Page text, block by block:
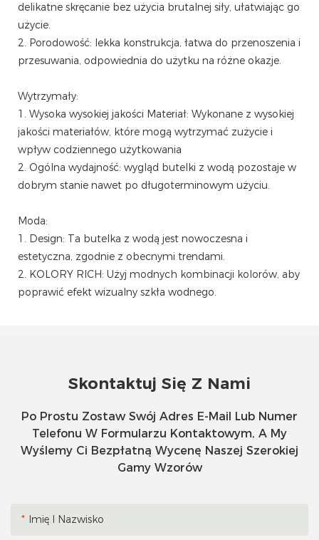
delikatne skręcanie bez użycia brutalnej siły, ułatwiając go
użycie.
2. Porodowość: lekka konstrukcja, łatwa do przenoszenia i
przesuwania, odpowiednia do użytku na różne okazje.
Wytrzymały:
1. Wysoka wysokiej jakości Materiał: Wykonane z wysokiej
jakości materiałów, które mogą wytrzymać zużycie i
wpływ codziennego użytkowania
2. Ogólna wydajność: wygląd butelki z wodą pozostaje w
dobrym stanie nawet po długoterminowym użyciu.
Moda:
1. Design: Ta butelka z wodą jest nowoczesna i
estetyczna, zgodnie z obecnymi trendami.
2. KOLORY RICH: Użyj modnych kombinacji kolorów, aby
poprawić efekt wizualny szkła wodnego.
Skontaktuj Się Z Nami
Po Prostu Zostaw Swój Adres E-Mail Lub Numer
Telefonu W Formularzu Kontaktowym, A My
Wyślemy Ci Bezpłatną Wycenę Naszej Szerokiej
Gamy Wzorów
Imię I Nazwisko